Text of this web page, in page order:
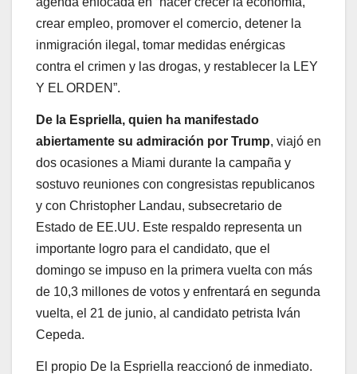
crear empleo, promover el comercio, detener la
inmigración ilegal, tomar medidas enérgicas
contra el crimen y las drogas, y restablecer la LEY
Y EL ORDEN”.
De la Espriella, quien ha manifestado
abiertamente su admiración por Trump, viajó en
dos ocasiones a Miami durante la campaña y
sostuvo reuniones con congresistas republicanos
y con Christopher Landau, subsecretario de
Estado de EE.UU. Este respaldo representa un
importante logro para el candidato, que el
domingo se impuso en la primera vuelta con más
de 10,3 millones de votos y enfrentará en segunda
vuelta, el 21 de junio, al candidato petrista Iván
Cepeda.
El propio De la Espriella reaccionó de inmediato.